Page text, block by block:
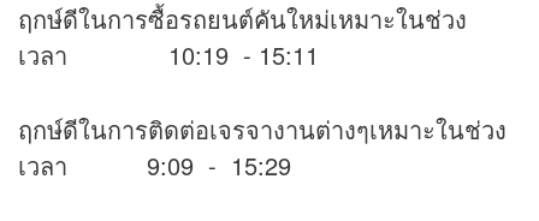
ฤกษ์ดีในการซื้อรถยนต์คันใหม่เหมาะในช่วง
เวลา 10:19 - 15:11
ฤกษ์ดีในการติดต่อเจรจางานต่างๆเหมาะในช่วง
เวลา 9:09 - 15:29